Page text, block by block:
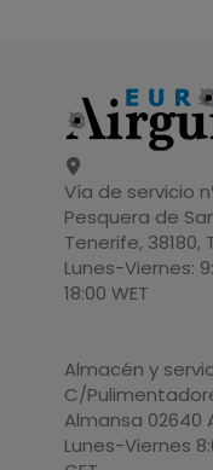
Vía de servicio
Pesquera de
Tenerife, 38180,
Lunes-Viernes:
18:00 WET
Almacén y
C/
Almansa 02640
Lunes-Viernes